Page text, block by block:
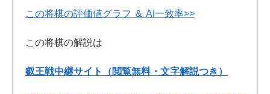
この将棋の評価値グラフ ＆ AI一致率>>
この将棋の解説は
叡王戦中継サイト（閲覧無料・文字解説つき）